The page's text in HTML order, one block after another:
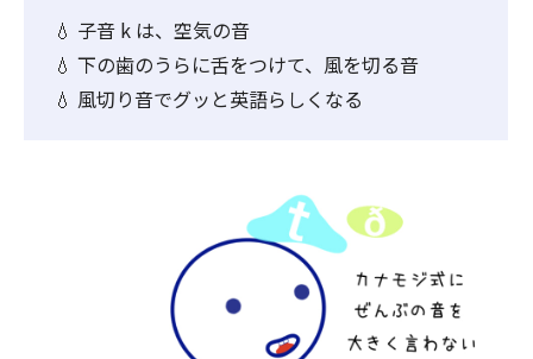
💧 子音 k は、空気の音
💧 下の歯のうらに舌をつけて、風を切る音
💧 風切り音でグッと英語らしくなる